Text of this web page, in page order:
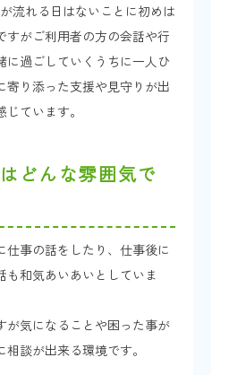
流れる日はないことに初めは
すがご利用者の方の会話や行
に過ごしていくうちに一人ひ
寄り添った支援や見守りが出
ています。
どんな雰囲気で
仕事の話をしたり、仕事後に
も和気あいあいとしていま
が気になることや困った事が
談が出来る環境です。